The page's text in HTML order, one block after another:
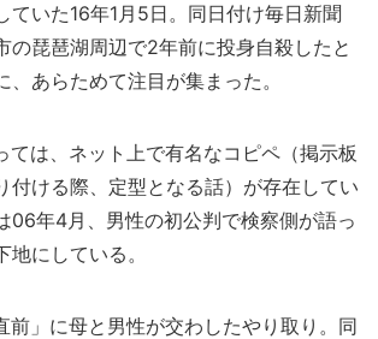
ていた16年1月5日。同日付け毎日新聞
の琵琶湖周辺で2年前に投身自殺したと
、あらためて注目が集まった。
は、ネット上で有名なコピペ（掲示板
付ける際、定型となる話）が存在してい
06年4月、男性の初公判で検察側が語っ
にしている。
」に母と男性が交わしたやり取り。同